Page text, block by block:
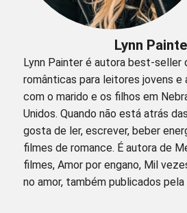
Lynn
Lynn Painter é autora best-seller
românticas para leitores jovens e
com o marido e os filhos em
Unidos. Quando não está atrás
gosta de ler, escrever, beber
filmes de romance. É autora de
filmes, Amor por engano, Mil
no amor, também publicados